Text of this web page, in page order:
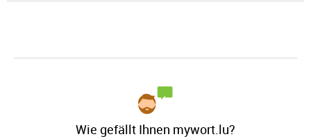
Wie gefällt Ihnen mywort.lu?